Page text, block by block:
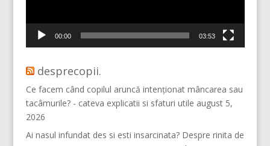
00:00 03:53
desprecopii.
Ce facem când copilul aruncă intenționat mâncarea sau
tacâmurile? - cateva explicatii si sfaturi utile august 5,
2026
Ai nasul infundat des si esti insarcinata? Despre rinita de